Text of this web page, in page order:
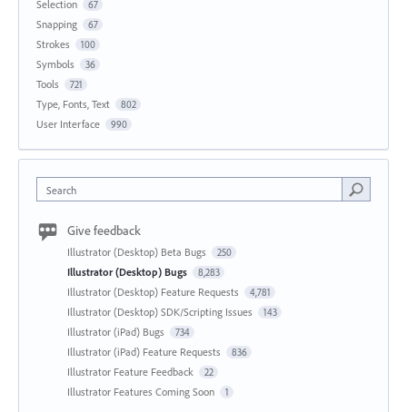
Selection 67
Snapping 67
Strokes 100
Symbols 36
Tools 721
Type, Fonts, Text 802
User Interface 990
Search
Give feedback
Illustrator (Desktop) Beta Bugs 250
Illustrator (Desktop) Bugs 8,283
Illustrator (Desktop) Feature Requests 4,781
Illustrator (Desktop) SDK/Scripting Issues 143
Illustrator (iPad) Bugs 734
Illustrator (iPad) Feature Requests 836
Illustrator Feature Feedback 22
Illustrator Features Coming Soon 1